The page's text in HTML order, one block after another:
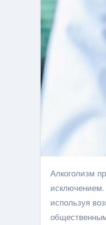
Алкоголизм представляет собой серьезную проблему для общества во всем мире, и Москва не является
используя